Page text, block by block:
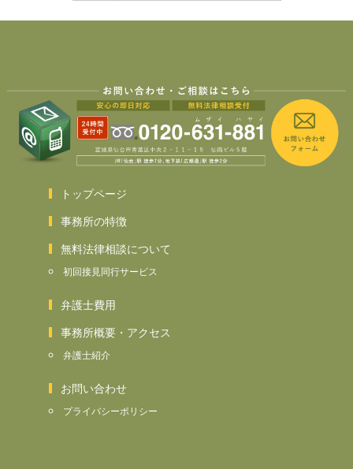
トップページ
事務所の特徴
無料法律相談について
初回接見同行サービス
弁護士費用
事務所概要・アクセス
弁護士紹介
お問い合わせ
プライバシーポリシー